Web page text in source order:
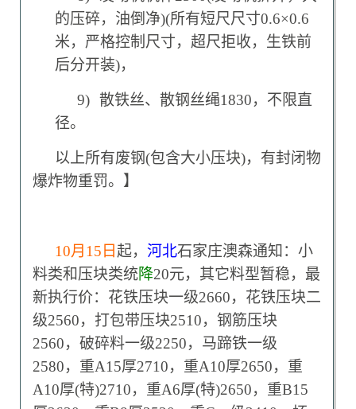
的压碎，油倒净)(所有短尺尺寸0.6×0.6
米，严格控制尺寸，超尺拒收，生铁前
后分开装)，
9) 散铁丝、散钢丝绳1830，不限直
径。
以上所有废钢(包含大小压块)，有封闭物
爆炸物重罚。】
10月15日 起， 河北石家庄澳森通知：小
料类和压块类统降20元，其它料型暂稳，最
新执行价：花铁压块一级2660，花铁压块二
级2560，打包带压块2510，钢筋压块
2560，破碎料一级2250，马蹄铁一级
2580，重A15厚2710，重A10厚2650，重
A10厚(特)2710，重A6厚(特)2650，重B15